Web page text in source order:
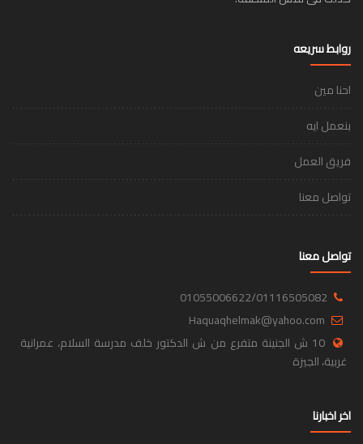
روابط سريعه
احنا مين
بنعمل ايه
فريق العمل
تواصل معنا
تواصل معنا
01055006622/01116505082
Haquaqhelmak@yahoo.com
10 ش الجنينة متفرع من ش الدكتور خلف مدرسة السلام، عمرانية
غربية، الجيزة
اخر اخبارنا